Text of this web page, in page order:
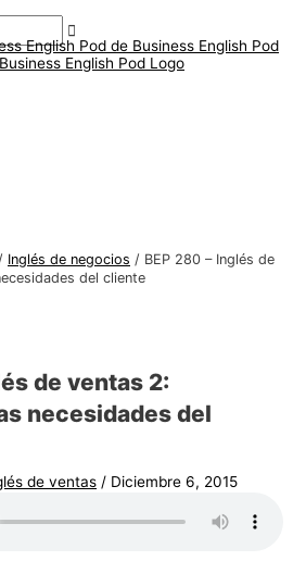
/ Inglés de negocios / BEP 280 – Inglés de
del cliente
de ventas 2:
necesidades del
de ventas / Diciembre 6, 2015